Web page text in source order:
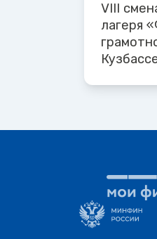
VIII
лагеря